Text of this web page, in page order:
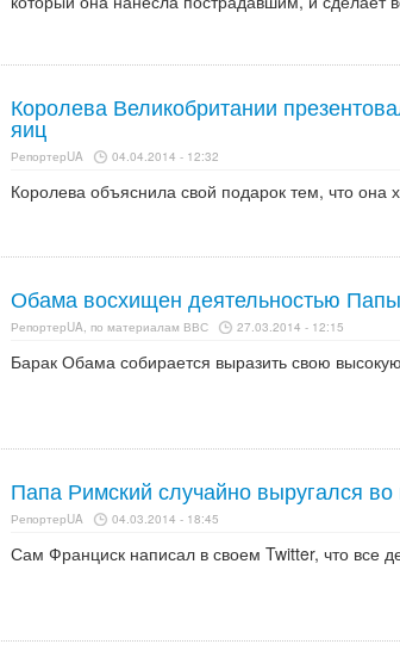
Королева Великобритании
яиц
РепортерUA 04.04.2014 - 12:32
Королева объяснила свой подарок тем, что она
Обама восхищен деятельностью
РепортерUA, по материалам ВВС 27.03.2014 - 12:15
Барак Обама собирается выразить свою
Папа Римский случайно выругался
РепортерUA 04.03.2014 - 18:45
Сам Франциск написал в своем Twitter, что все